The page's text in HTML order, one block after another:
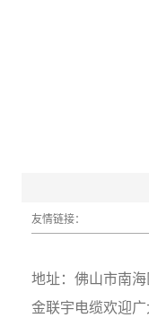
友情链接：
地址：佛山市南
金联宇电缆欢迎